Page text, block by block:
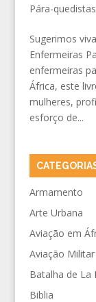
Pára-quedistas
Sugerimos
Enfermeiras
enfermeiras
África, este
mulheres,
esforço de...
Armamento
Arte Urbana
Aviação em
Aviação Militar
Batalha de La
Biblia